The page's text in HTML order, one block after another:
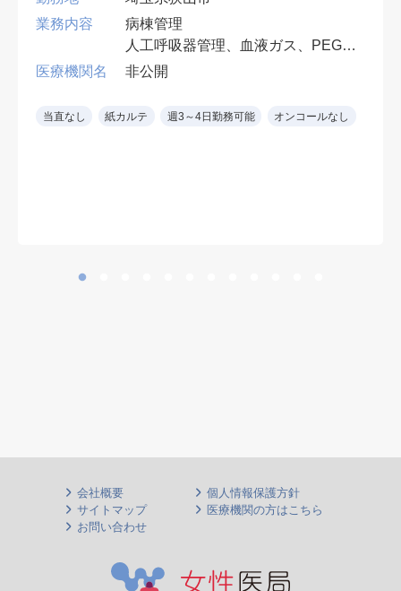
業務内容
病棟管理
人工呼吸器管理、血液ガス、PEG・
胃ろう交換など、入院患者の処置対
早番・遅番各週1回。週4日勤務可
医療機関名 非公開
当直なし 紙カルテ 週3～4日勤務可能 オンコールなし
会社概要
個人情報保護方針
サイトマップ
医療機関の方はこちら
お問い合わせ